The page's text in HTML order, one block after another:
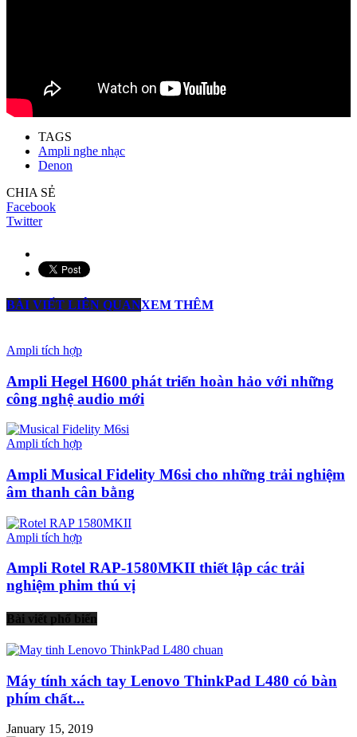
TAGS
Ampli nghe nhạc
Denon
CHIA SẺ
Facebook
Twitter
BÀI VIẾT LIÊN QUANXEM THÊM
Ampli tích hợp
Ampli Hegel H600 phát triển hoàn hảo với những
công nghệ audio mới
Ampli tích hợp
Ampli Musical Fidelity M6si cho những trải nghiệm
âm thanh cân bằng
Ampli tích hợp
Ampli Rotel RAP-1580MKII thiết lập các trải
nghiệm phim thú vị
Bài viết phổ biến
Máy tính xách tay Lenovo ThinkPad L480 có bàn
phím chất...
January 15, 2019